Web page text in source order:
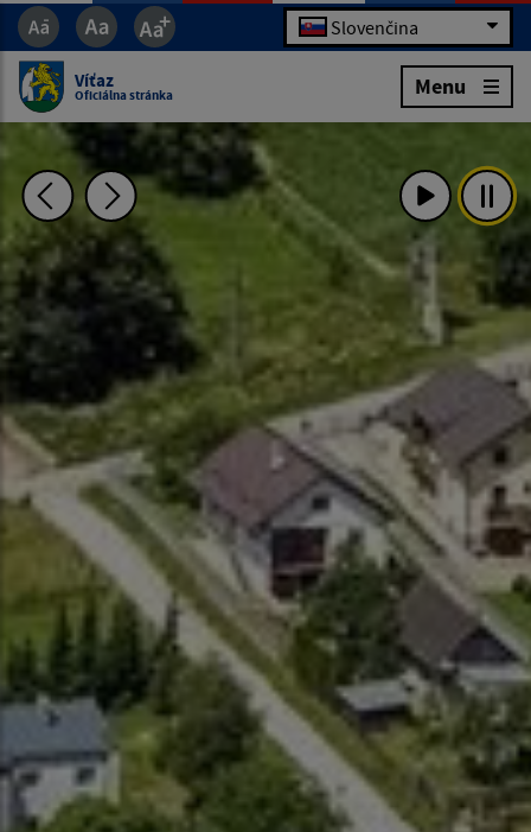
Slovenčina
Víťaz
Oficiálna stránka Menu